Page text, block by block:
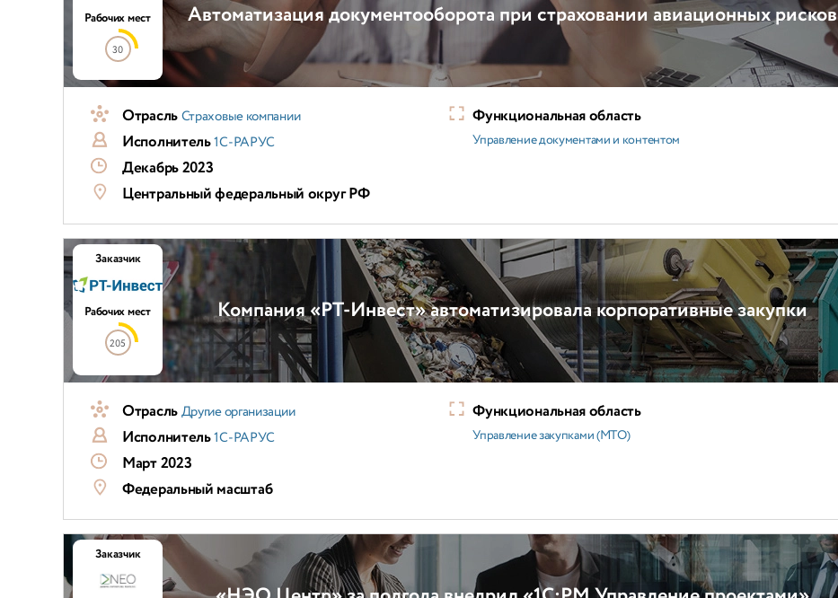
Автоматизация документооборота при страховании авиационных рисков
Рабочих мест
30
ОтрасльСтраховые компании
Исполнитель1С-РАРУС
Декабрь 2023
Центральный федеральный округ РФ
Функциональная область
Управление документами и контентом
Компания «РТ-Инвест» автоматизировала корпоративные закупки
Заказчик
Рабочих мест
205
ОтрасльДругие организации
Исполнитель1С-РАРУС
Март 2023
Федеральный масштаб
Функциональная область
Управление закупками (МТО)
Заказчик